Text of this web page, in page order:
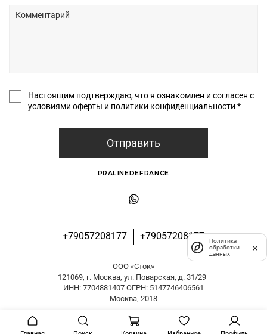
Настоящим подтверждаю, что я ознакомлен и согласен с
условиями оферты и политики конфиденциальности *
Отправить
+79057208177 +79057208177
PRALINEDEFRANCE
ООО «Сток»
121069, г. Москва, ул. Поварская, д. 31/29
ИНН: 7704881407 ОГРН: 5147746406561
Москва, 2018
Политика
обработки
данных